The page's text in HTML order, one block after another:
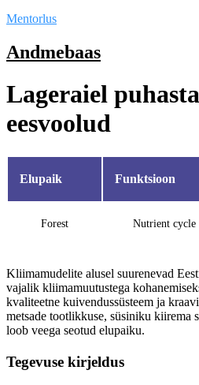
Mentorlus
Andmebaas
Lageraiel
eesvoolud
Elupaik Funktsioon
Forest Nutrient cycle
Kliimamudelite alusel suurenevad
vajalik kliimamuutustega
kvaliteetne kuivendussüsteem ja
metsade tootlikkuse, süsiniku kiirema
loob veega seotud elupaiku.
Tegevuse kirjeldus